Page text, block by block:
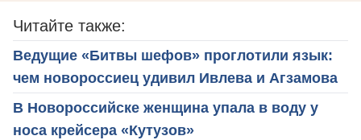
Читайте также:
Ведущие «Битвы шефов» проглотили язык:
чем новороссиец удивил Ивлева и Агзамова
В Новороссийске женщина упала в воду у
носа крейсера «Кутузов»